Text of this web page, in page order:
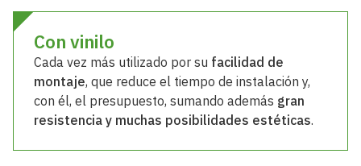
Con vinilo
Cada vez más utilizado por su facilidad de
montaje, que reduce el tiempo de instalación y,
con él, el presupuesto, sumando además gran
resistencia y muchas posibilidades estéticas.